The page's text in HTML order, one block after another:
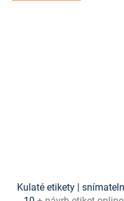
Kulaté etikety |